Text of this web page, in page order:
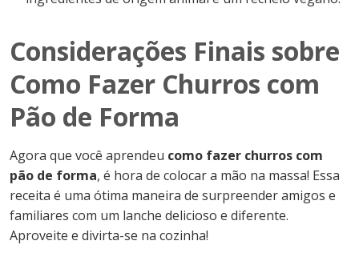
Considerações Finais sobre
Como Fazer Churros com
Pão de Forma
Agora que você aprendeu como fazer churros com
pão de forma, é hora de colocar a mão na massa! Essa
receita é uma ótima maneira de surpreender amigos e
familiares com um lanche delicioso e diferente.
Aproveite e divirta-se na cozinha!